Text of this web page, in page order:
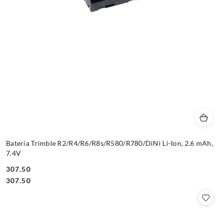
Bateria Trimble R2/R4/R6/R8s/R580/R780/DiNi Li-Ion, 2.6 mAh,
7.4V
Cena:
307.50
Cena:
307.50